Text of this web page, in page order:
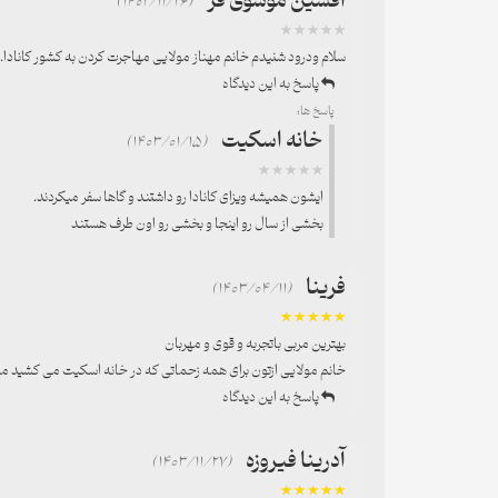
سلام ودرود شنیدم خانم مهناز مولایی مهاجرت کردن به کشور
پاسخ به این دیدگاه
پاسخ ها:
خانه اسکیت (1403/01/15)
ایشون همیشه ویزای کانادا رو داشتند و گاها سفر میکردند.
بخشی از سال رو اینجا و بخشی رو اون طرف هستند
فرینا (1403/04/11)
بهترین مربی باتجربه و قوی و مهربان
خانم مولایی ازتون برای همه زحماتی که در خانه اسکیت می کشید
پاسخ به این دیدگاه
آدرینا فیروزه (1403/11/27)